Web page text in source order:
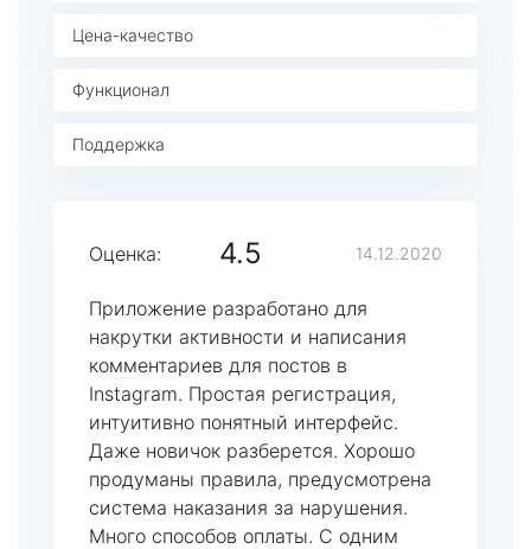
Цена-качество
Функционал
Поддержка
Оценка: 4.5 14.12.2020
Приложение разработано для
накрутки активности и написания
комментариев для постов в
Instagram. Простая регистрация,
интуитивно понятный интерфейс.
Даже новичок разберется. Хорошо
продуманы правила, предусмотрена
система наказания за нарушения.
Много способов оплаты. С одним